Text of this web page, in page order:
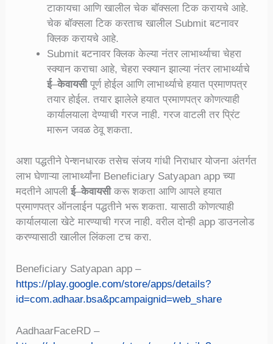
टाकायचा आणि खालील चेक बॉक्सला टिक करायचे आहे.
चेक बॉक्सला टिक करताच खालील Submit बटनावर
क्लिक करायचे आहे.
Submit बटनावर क्लिक केल्या नंतर लाभार्थ्याचा चेहरा
स्क्यान कराचा आहे, चेहरा स्क्यान झाल्या नंतर लाभार्थ्याचे
ई–केवायसीपूर्ण होईल आणि लाभार्थ्याचे हयात प्रमाणपत्र
तयार होईल. तयार झालेले हयात प्रमाणपत्र कोणत्याही
कार्यालयाला देण्याची गरज नाही. गरज वाटली तर प्रिंट
मारून जवळ ठेवू शकता.
अशा पद्धतीने पेन्शनधारक तसेच संजय गांधी निराधार योजना अंतर्गत
लाभ घेणाऱ्या लाभार्थ्यांना Beneficiary Satyapan app च्या
मदतीने आपलीई–केवायसीकरू शकता आणि आपले हयात
प्रमाणपत्र ऑनलाईन पद्धतीने भरू शकता. यासाठी कोणत्याही
कार्यालयाला खेटे मारण्याची गरज नाही. वरील दोन्ही app डाउनलोड
करण्यासाठी खालील लिंकला टच करा.
Beneficiary Satyapan app –
https://play.google.com/store/apps/details?
id=com.adhaar.bsa&pcampaignid=web_share
AadhaarFaceRD –